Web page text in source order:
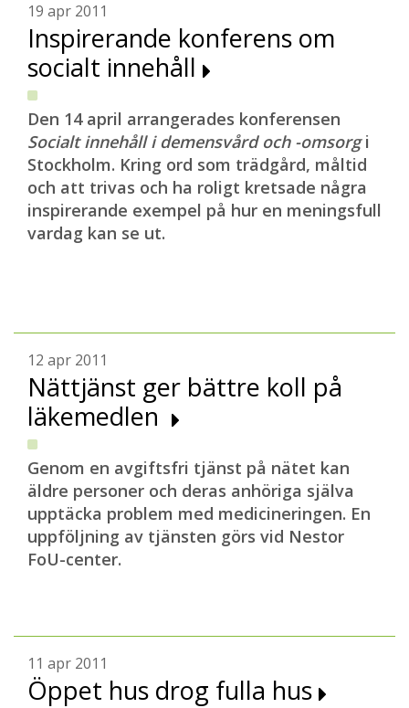
19 apr 2011
Inspirerande konferens om
socialt innehåll
Den 14 april arrangerades konferensen
Socialt innehåll i demensvård och -omsorgi
Stockholm. Kring ord som trädgård, måltid
och att trivas och ha roligt kretsade några
inspirerande exempel på hur en meningsfull
vardag kan se ut.
12 apr 2011
Nättjänst ger bättre koll på
läkemedlen
Genom en avgiftsfri tjänst på nätet kan
äldre personer och deras anhöriga själva
upptäcka problem med medicineringen. En
uppföljning av tjänsten görs vid Nestor
FoU-center.
11 apr 2011
Öppet hus drog fulla hus